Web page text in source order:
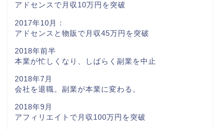
アドセンスで月収10万円を突破
2017年10月：
アドセンスと物販で月収45万円を突破
2018年前半
本業が忙しくなり、しばらく副業を中止
2018年7月
会社を退職。副業が本業に変わる。
2018年9月
アフィリエイトで月収100万円を突破